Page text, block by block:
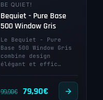
BE QUIET!
Bequiet - Pure Base
500 Window Gris
Le Bequiet - Pure
Base 500 Window Gris
combine design
élégant et effic…
99,90€
Le
79,90€